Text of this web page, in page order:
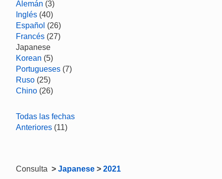
Alemán (3)
Inglés (40)
Español (26)
Francés (27)
Japanese
Korean (5)
Portugueses (7)
Ruso (25)
Chino (26)
Todas las fechas
Anteriores (11)
Consulta > Japanese > 2021